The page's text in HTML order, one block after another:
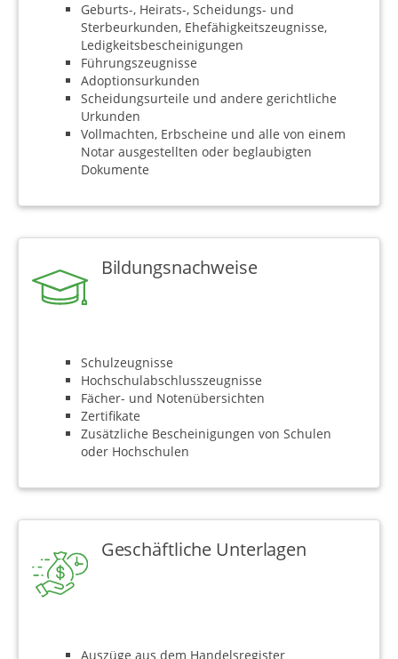
Geburts-, Heirats-, Scheidungs- und
Sterbeurkunden, Ehefähigkeitszeugnisse,
Ledigkeitsbescheinigungen
Führungszeugnisse
Adoptionsurkunden
Scheidungsurteile und andere gerichtliche
Urkunden
Vollmachten, Erbscheine und alle von einem
Notar ausgestellten oder beglaubigten
Dokumente
Bildungsnachweise
Schulzeugnisse
Hochschulabschlusszeugnisse
Fächer- und Notenübersichten
Zertifikate
Zusätzliche Bescheinigungen von Schulen
oder Hochschulen
Geschäftliche Unterlagen
Auszüge aus dem Handelsregister